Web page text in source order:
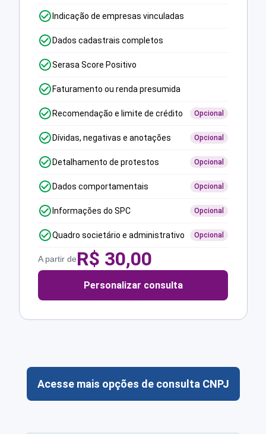
Indicação de empresas vinculadas
Dados cadastrais completos
Serasa Score Positivo
Faturamento ou renda presumida
Recomendação e limite de crédito Opcional
Dívidas, negativas e anotações Opcional
Detalhamento de protestos Opcional
Dados comportamentais Opcional
Informações do SPC Opcional
Quadro societário e administrativo Opcional
A partir deR$ 30,00
Personalizar consulta
Acesse mais opções de consulta CNPJ